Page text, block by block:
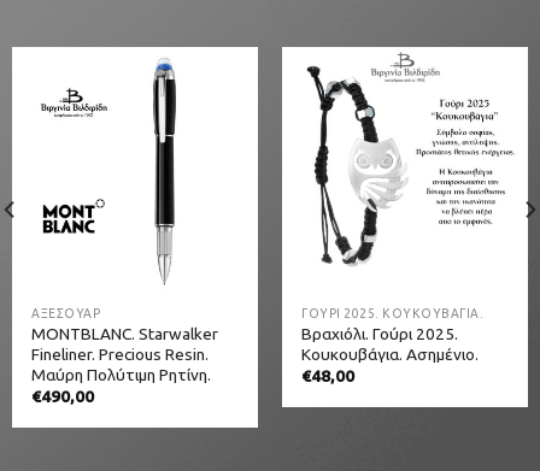
ΑΞΕΣΟΥΑΡ
MONTBLANC. Starwalker
Fineliner. Precious Resin.
Μαύρη Πολύτιμη Ρητίνη.
€490,00
ΓΟΎΡΙ 2025. ΚΟΥΚΟΥΒΆΓΙΑ.
Βραχιόλι. Γούρι 2025.
Κουκουβάγια. Ασημένιο.
€48,00